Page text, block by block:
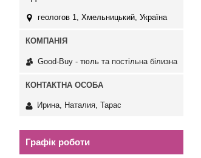
геологов 1, Хмельницький, Україна
Good-Buy - тюль та постільна білизна
Ирина, Наталия, Тарас
Графік роботи